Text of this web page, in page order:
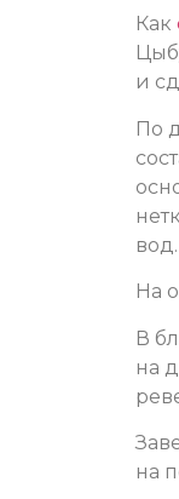
Как
и
По
вод.
На
В
на
на